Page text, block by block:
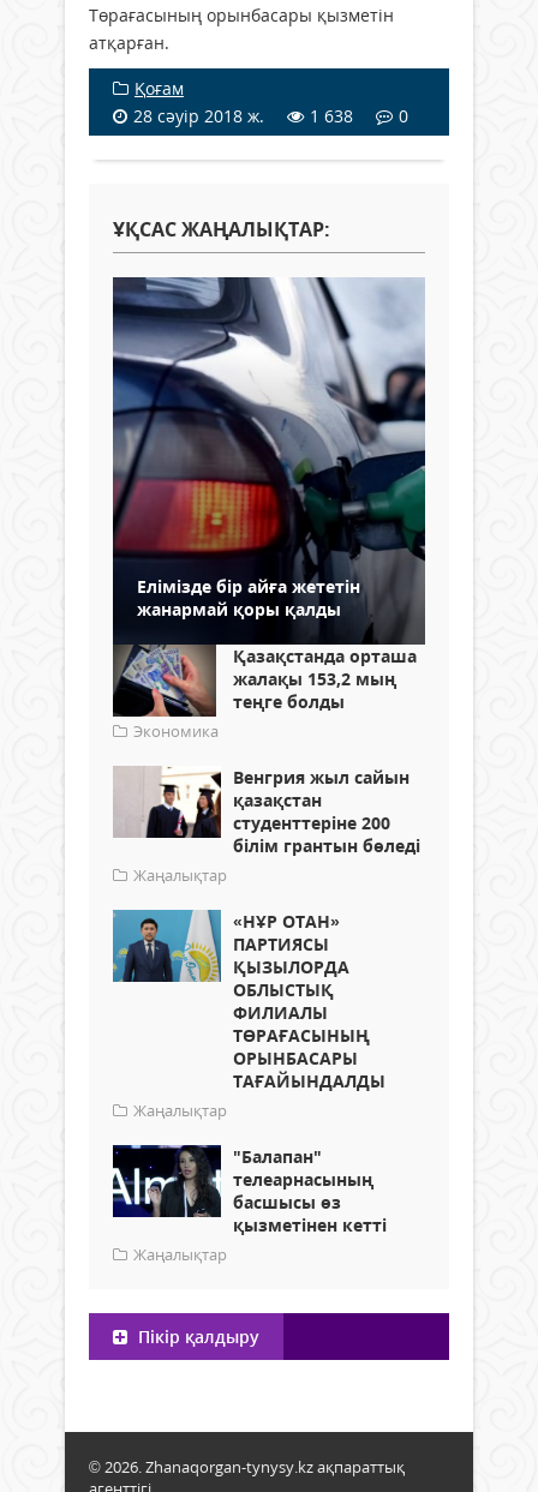
Төрағасының орынбасары қызметін
атқарған.
Қоғам
28 сәуір 2018 ж.
1 638 0
ҰҚСАС ЖАҢАЛЫҚТАР:
Елімізде бір айға жететін
жанармай қоры қалды
Қазақстанда орташа
жалақы 153,2 мың
теңге болды
Экономика
Венгрия жыл сайын
қазақстан
студенттеріне 200
білім грантын бөледі
Жаңалықтар
«НҰР ОТАН»
ПАРТИЯСЫ
ҚЫЗЫЛОРДА
ОБЛЫСТЫҚ
ФИЛИАЛЫ
ТӨРАҒАСЫНЫҢ
ОРЫНБАСАРЫ
ТАҒАЙЫНДАЛДЫ
Жаңалықтар
"Балапан"
телеарнасының
басшысы өз
қызметінен кетті
Жаңалықтар
Пікір қалдыру
© 2026. Zhanaqorgan-tynysy.kz ақпараттық